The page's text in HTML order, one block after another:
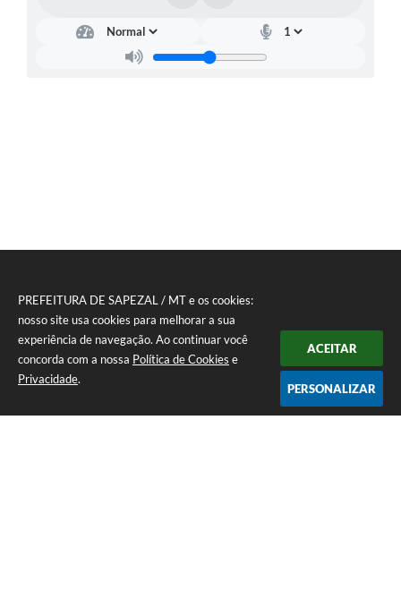
PREFEITURA DE SAPEZAL / MT e os cookies:
nosso site usa cookies para melhorar a sua
experiência de navegação. Ao continuar você
concorda com a nossa Política de Cookies e
Privacidade.
ACEITAR
PERSONALIZAR